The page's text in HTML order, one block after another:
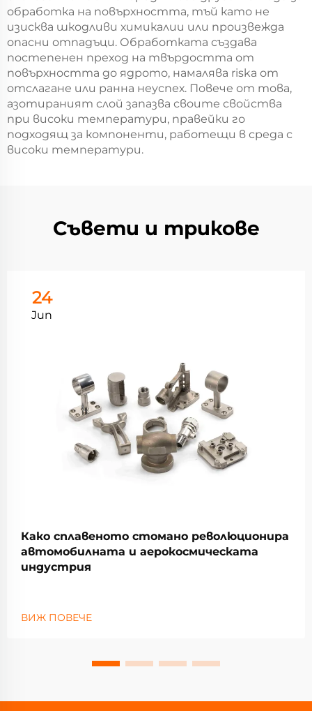
обработка на повърхността, тъй като не
изисква шкодливи химикалии или произвежда
опасни отпадъци. Обработката създава
постепенен преход на твърдостта от
повърхността до ядрото, намалява riska от
отслагане или ранна неуспех. Повече от това,
азотираният слой запазва своите свойства
при високи температури, правейки го
подходящ за компоненти, работещи в среда с
високи температури.
Съвети и трикове
24
Jun
Како сплавеното стомано революционира
автомобилната и аерокосмическата
индустрия
ВИЖ ПОВЕЧЕ